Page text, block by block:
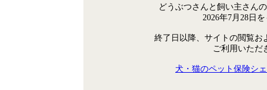
どうぶつさんと飼い主さん
2026年7月28日
終了日以降、サイトの閲覧お
ご利用いただ
犬・猫のペット保険シ